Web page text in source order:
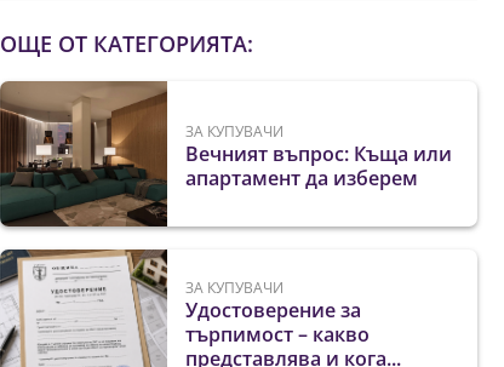
ОЩЕ ОТ КАТЕГОРИЯТА:
ЗА КУПУВАЧИ
Вечният въпрос: Къща или
апартамент да изберем
ЗА КУПУВАЧИ
Удостоверение за
търпимост – какво
представлява и кога...